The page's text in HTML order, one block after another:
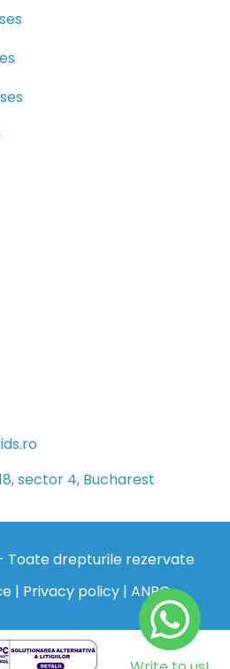
sector 4, Bucharest
Toate drepturile rezervate
| Privacy policy| ANPC